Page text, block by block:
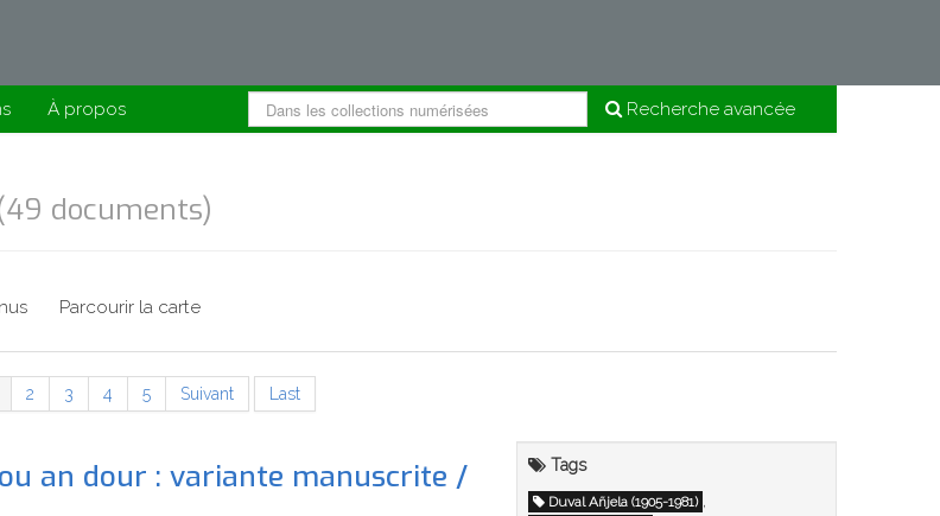
À propos Recherche avancée
documents)
Parcourir la carte
2 3 4 5 Suivant Last
an dour : variante manuscrite /
Tags
Duval Añjela (1905-1981) ,